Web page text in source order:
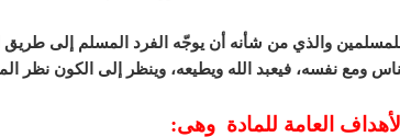
للمسلمين والذي من شأنه أن يوجّه الفرد المسلم إلى طريق
ومع نفسه، فيعبد الله ويطيعه، وينظر إلى الكون نظر
العامة للمادة وهى: